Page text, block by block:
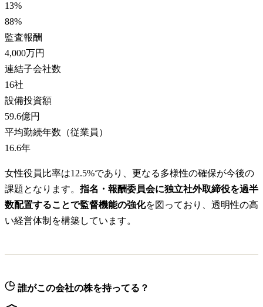
13%
88%
監査報酬
4,000万円
連結子会社数
16社
設備投資額
59.6億円
平均勤続年数（従業員）
16.6年
女性役員比率は12.5%であり、更なる多様性の確保が今後の
課題となります。指名・報酬委員会に独立社外取締役を過半
数配置することで監督機能の強化を図っており、透明性の高
い経営体制を構築しています。
誰がこの会社の株を持ってる？